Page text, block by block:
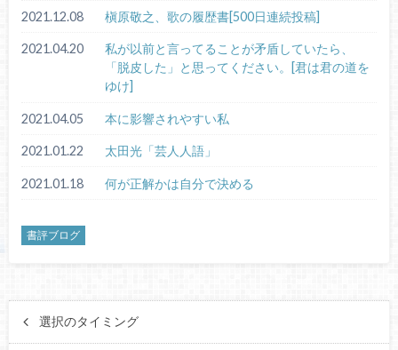
2021.12.08 槇原敬之、歌の履歴書[500日連続投稿]
2021.04.20
私が以前と言ってることが矛盾していたら、
「脱皮した」と思ってください。[君は君の道を
ゆけ]
2021.04.05 本に影響されやすい私
2021.01.22 太田光「芸人人語」
2021.01.18 何が正解かは自分で決める
書評ブログ
選択のタイミング